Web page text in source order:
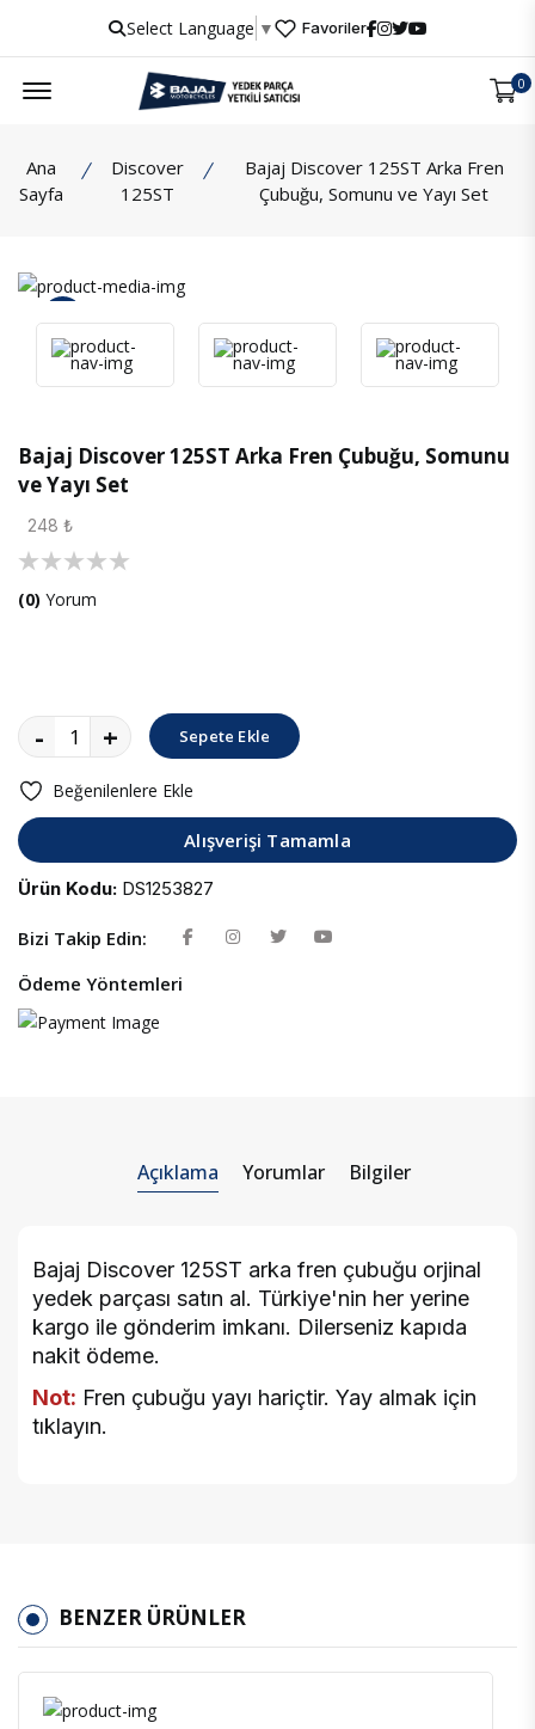
Select Language ▼ Favoriler
0
Ana
Sayfa
Discover
125ST
Bajaj Discover 125ST Arka Fren
Çubuğu, Somunu ve Yayı Set
İncele
Bajaj Discover 125ST Arka Fren Çubuğu, Somunu
ve Yayı Set
248 ₺
(0) Yorum
- + Sepete Ekle
Beğenilenlere Ekle
Alışverişi Tamamla
Ürün Kodu: DS1253827
Bizi Takip Edin:
Ödeme Yöntemleri
Açıklama Yorumlar Bilgiler
Bajaj Discover 125ST arka fren çubuğu orjinal
yedek parçası satın al. Türkiye'nin her yerine
kargo ile gönderim imkanı. Dilerseniz kapıda
nakit ödeme.
Not: Fren çubuğu yayı hariçtir. Yay almak için
tıklayın.
BENZER ÜRÜNLER